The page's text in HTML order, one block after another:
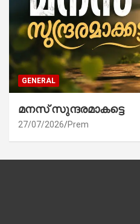
GENERAL
മനസ് സുന്ദരമാകട്ടെ
27/07/2026 Prem